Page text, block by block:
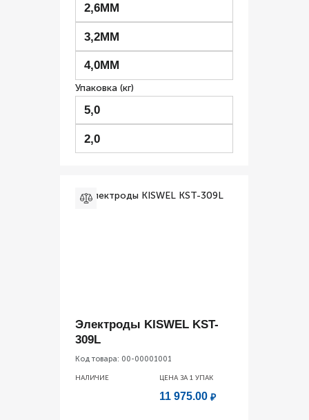
2,6ММ
3,2ММ
4,0ММ
Упаковка (кг)
5,0
2,0
Электроды KISWEL KST-
309L
Код товара: 00-00001001
НАЛИЧИЕ ЦЕНА ЗА 1 УПАК
11 975.00 ₽